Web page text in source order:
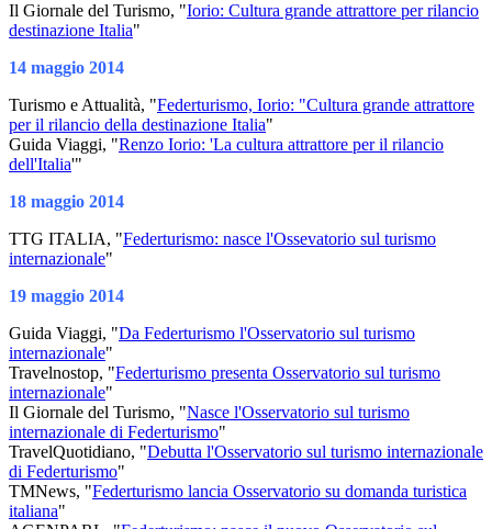
Il Giornale del Turismo, "Iorio: Cultura grande attrattore per rilancio
destinazione Italia"
14 maggio 2014
Turismo e Attualità, "Federturismo, Iorio: "Cultura grande attrattore
per il rilancio della destinazione Italia"
Guida Viaggi, "Renzo Iorio: 'La cultura attrattore per il rilancio
dell'Italia'"
18 maggio 2014
TTG ITALIA, "Federturismo: nasce l'Ossevatorio sul turismo
internazionale"
19 maggio 2014
Guida Viaggi, "Da Federturismo l'Osservatorio sul turismo
internazionale"
Travelnostop, "Federturismo presenta Osservatorio sul turismo
internazionale"
Il Giornale del Turismo, "Nasce l'Osservatorio sul turismo
internazionale di Federturismo"
TravelQuotidiano, "Debutta l'Osservatorio sul turismo internazionale
di Federturismo"
TMNews, "Federturismo lancia Osservatorio su domanda turistica
italiana"